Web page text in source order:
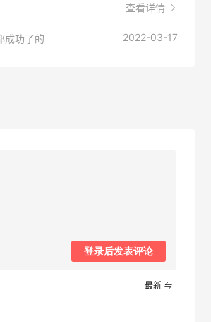
查看详情
成功了的 2022-03-17
登录后发表评论
最新
RFM Denim
深夜美食，打卡自贡小烧烤